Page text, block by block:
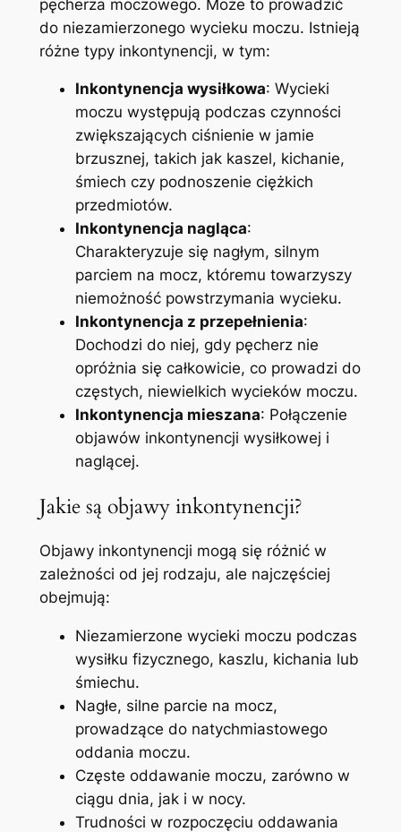
pęcherza moczowego. Może to prowadzić
do niezamierzonego wycieku moczu. Istnieją
różne typy inkontynencji, w tym:
Inkontynencja wysiłkowa: Wycieki
moczu występują podczas czynności
zwiększających ciśnienie w jamie
brzusznej, takich jak kaszel, kichanie,
śmiech czy podnoszenie ciężkich
przedmiotów.
Inkontynencja nagląca:
Charakteryzuje się nagłym, silnym
parciem na mocz, któremu towarzyszy
niemożność powstrzymania wycieku.
Inkontynencja z przepełnienia:
Dochodzi do niej, gdy pęcherz nie
opróżnia się całkowicie, co prowadzi do
częstych, niewielkich wycieków moczu.
Inkontynencja mieszana: Połączenie
objawów inkontynencji wysiłkowej i
naglącej.
Jakie są objawy inkontynencji?
Objawy inkontynencji mogą się różnić w
zależności od jej rodzaju, ale najczęściej
obejmują:
Niezamierzone wycieki moczu podczas
wysiłku fizycznego, kaszlu, kichania lub
śmiechu.
Nagłe, silne parcie na mocz,
prowadzące do natychmiastowego
oddania moczu.
Częste oddawanie moczu, zarówno w
ciągu dnia, jak i w nocy.
Trudności w rozpoczęciu oddawania